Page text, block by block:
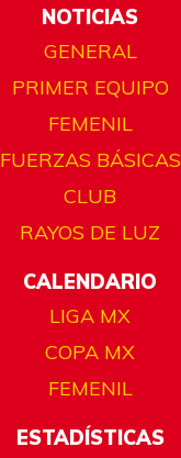
NOTICIAS
GENERAL
PRIMER EQUIPO
FEMENIL
FUERZAS BÁSICAS
CLUB
RAYOS DE LUZ
CALENDARIO
LIGA MX
COPA MX
FEMENIL
ESTADÍSTICAS